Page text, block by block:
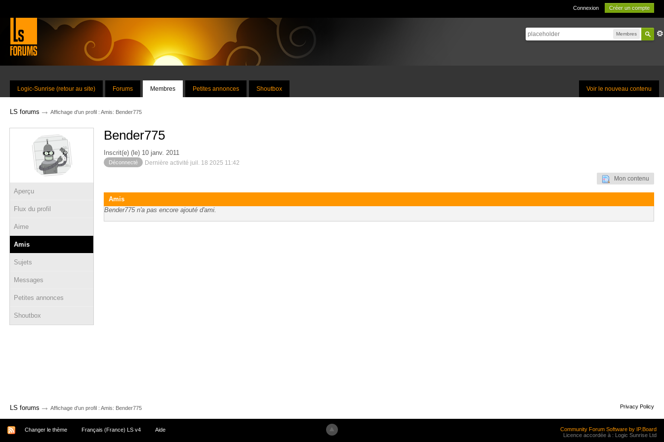
Connexion Créer un compte
Membres
Voir le nouveau contenu
Logic-Sunrise (retour au site) Forums Membres Petites annonces Shoutbox
LS forums → Affichage d'un profil : Amis: Bender775
Aperçu
Flux du profil
Aime
Amis
Sujets
Messages
Petites annonces
Shoutbox
Bender775
Inscrit(e) (le) 10 janv. 2011
Déconnecté Dernière activité juil. 18 2025 11:42
Mon contenu
Amis
Bender775 n'a pas encore ajouté d'ami.
LS forums → Affichage d'un profil : Amis: Bender775 Privacy Policy
Changer le thème Français (France) LS v4 Aide
Community Forum Software by IP.Board
Licence accordée à : Logic Sunrise Ltd